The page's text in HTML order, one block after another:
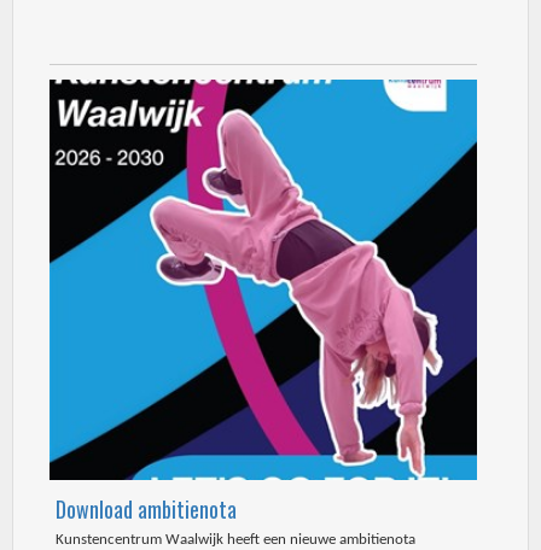
Download ambitienota
Kunstencentrum Waalwijk heeft een nieuwe ambitienota